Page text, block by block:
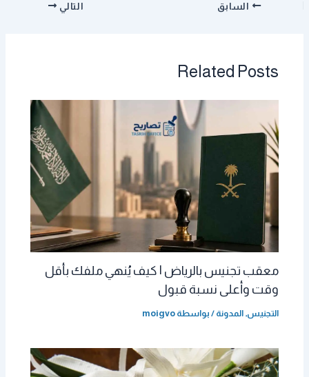
السابق التالي
Related Posts
معقب تجنيس بالرياض | كيف يُنهي ملفك بأقل
وقت وأعلى نسبة قبول
التجنيس,المدونة / بواسطة moigvo